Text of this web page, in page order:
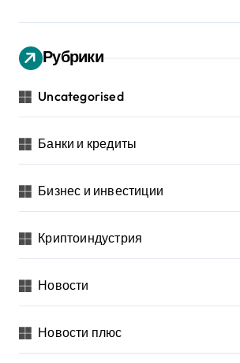
Рубрики
Uncategorised
Банки и кредиты
Бизнес и инвестиции
Криптоиндустрия
Новости
Новости плюс